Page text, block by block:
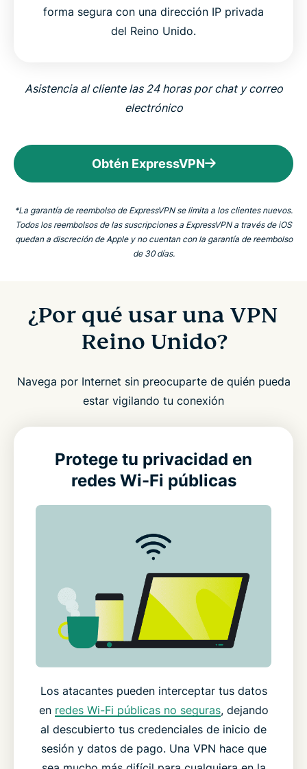
forma segura con una dirección IP privada
del Reino Unido.
Asistencia al cliente las 24 horas por chat y correo
electrónico
Obtén ExpressVPN
*La garantía de reembolso de ExpressVPN se limita a los clientes nuevos.
Todos los reembolsos de las suscripciones a ExpressVPN a través de iOS
quedan a discreción de Apple y no cuentan con la garantía de reembolso
de 30 días.
¿Por qué usar una VPN
Reino Unido?
Navega por Internet sin preocuparte de quién pueda
estar vigilando tu conexión
Protege tu privacidad en
redes Wi-Fi públicas
Los atacantes pueden interceptar tus datos
en redes Wi-Fi públicas no seguras, dejando
al descubierto tus credenciales de inicio de
sesión y datos de pago. Una VPN hace que